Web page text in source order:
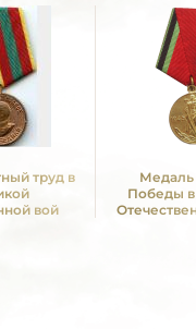
труд в
войне
Медаль
Победы